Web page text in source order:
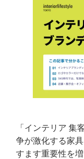
「インテリア 集
争が激化する家
すます重要性を増